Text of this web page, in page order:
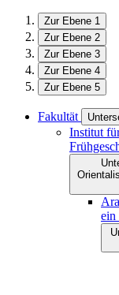
Zur Ebene 1
Zur Ebene 2
Zur Ebene 3
Zur Ebene 4
Zur Ebene 5
Fakultät
Institut
ein